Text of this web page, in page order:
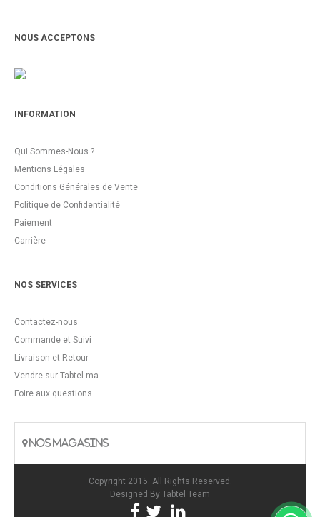
NOUS ACCEPTONS
INFORMATION
Qui Sommes-Nous ?
Mentions Légales
Conditions Générales de Vente
Politique de Confidentialité
Paiement
Carrière
NOS SERVICES
Contactez-nous
Commande et Suivi
Livraison et Retour
Vendre sur Tabtel.ma
Foire aux questions
NOS MAGASINS
Copyright 2015. All Rights Reserved.
Designed By Tabtel Team